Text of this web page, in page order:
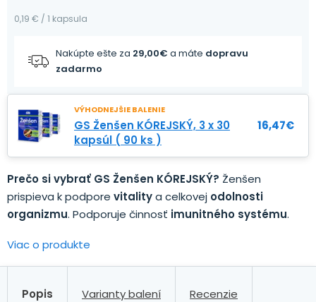
0,19 € / 1 kapsula
Nakúpte ešte za 29,00€ a máte dopravu
zadarmo
VÝHODNEJŠIE BALENIE
GS Ženšen KÓREJSKÝ, 3 x 30
kapsúl ( 90 ks )
16,47€
Prečo si vybrať GS Ženšen KÓREJSKÝ? Ženšen
prispieva k podpore vitalitya celkovej odolnosti
organizmu. Podporuje činnosť imunitného systému.
Viac o produkte
Popis Varianty balení Recenzie